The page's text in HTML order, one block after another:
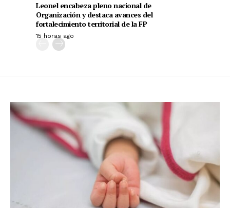
Leonel encabeza pleno nacional de
Organización y destaca avances del
fortalecimiento territorial de la FP
15 horas ago